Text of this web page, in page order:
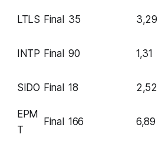
LTLS Final 35 3,29
INTP Final 90 1,31
SIDO Final 18 2,52
EPM
T
Final 166 6,89